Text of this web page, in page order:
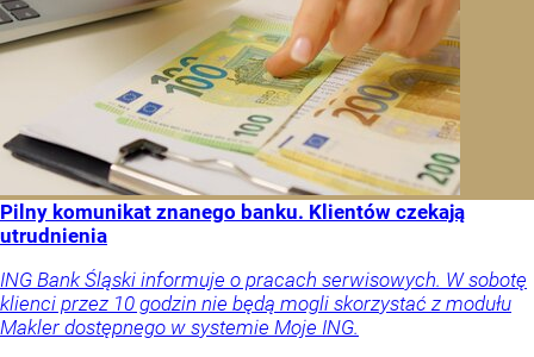
Pilny komunikat znanego banku. Klientów czekają
utrudnienia
ING Bank Śląski informuje o pracach serwisowych. W sobotę
klienci przez 10 godzin nie będą mogli skorzystać z modułu
Makler dostępnego w systemie Moje ING.